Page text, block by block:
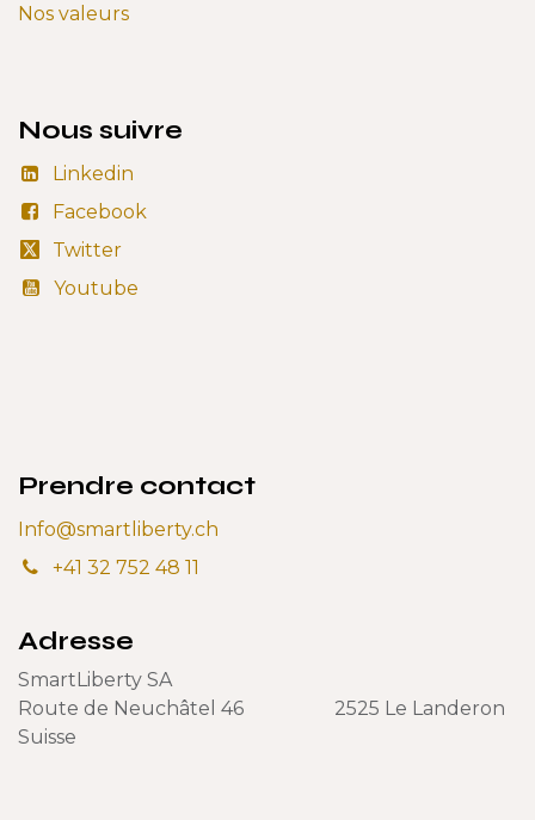
Nos valeurs
Nous suivre
Linkedin
Facebook
Twitter
Youtube
Prendre contact
Info@smartliberty.ch
+41 32 752 48 11
Adresse
SmartLiberty SA
Route de Neuchâtel 46 2525 Le Landeron
Suisse